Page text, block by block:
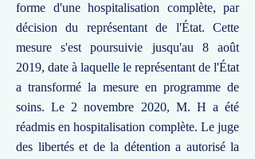
forme d'une hospitalisation complète, par
décision du représentant de l'État. Cette
mesure s'est poursuivie jusqu'au 8 août
2019, date à laquelle le représentant de l'État
a transformé la mesure en programme de
soins. Le 2 novembre 2020, M. H a été
réadmis en hospitalisation complète. Le juge
des libertés et de la détention a autorisé la